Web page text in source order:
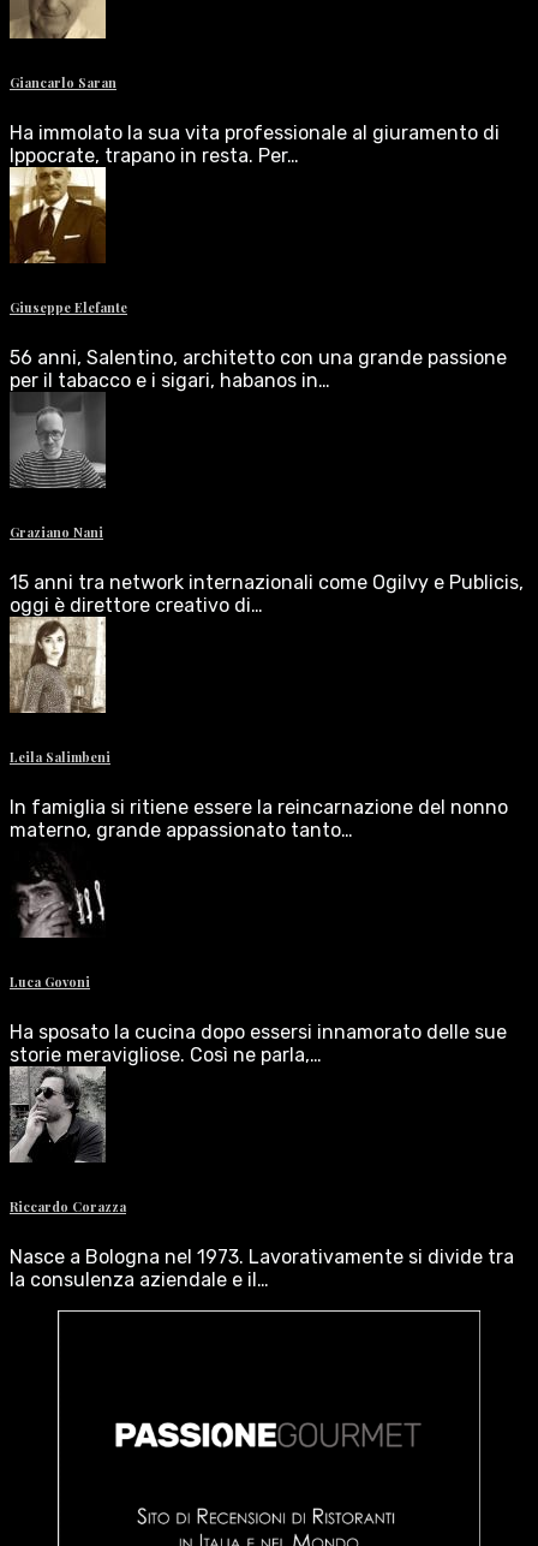
Giancarlo Saran
Ha immolato la sua vita professionale al giuramento di
Ippocrate, trapano in resta. Per…
Giuseppe Elefante
56 anni, Salentino, architetto con una grande passione
per il tabacco e i sigari, habanos in…
Graziano Nani
15 anni tra network internazionali come Ogilvy e Publicis,
oggi è direttore creativo di…
Leila Salimbeni
In famiglia si ritiene essere la reincarnazione del nonno
materno, grande appassionato tanto…
Luca Govoni
Ha sposato la cucina dopo essersi innamorato delle sue
storie meravigliose. Così ne parla,…
Riccardo Corazza
Nasce a Bologna nel 1973. Lavorativamente si divide tra
la consulenza aziendale e il…